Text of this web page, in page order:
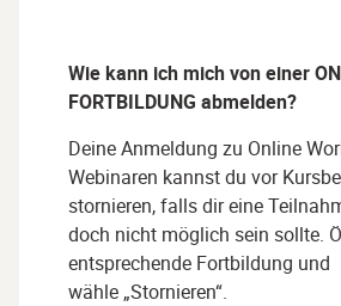
Wie kann ich mich von einer
FORTBILDUNG abmelden?
Deine Anmeldung zu Online
Webinaren kannst du vor
stornieren, falls dir eine
doch nicht möglich sein sollte.
entsprechende Fortbildung und
wähle „Stornieren“.